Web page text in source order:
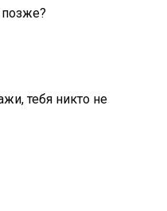
тебя никто не